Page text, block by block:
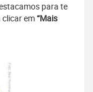
para te
em“Mais